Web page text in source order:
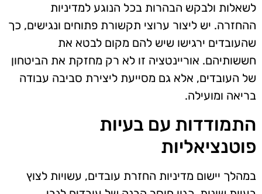
לשאלות ולבקש הבהרות בכל הנוגע למדיניות
ההחזרה. יש ליצור ערוצי תקשורת פתוחים ונגישים, כך
שהעובדים ירגישו שיש להם מקום לבטא את
חששותיהם. אוריינטציה זו לא רק מחזקת את הביטחון
של העובדים, אלא גם מסייעת ליצירת סביבה עבודה
בריאה ומועילה.
התמודדות עם בעיות
פוטנציאליות
במהלך יישום מדיניות החזרת עובדים, עשויות לצוץ